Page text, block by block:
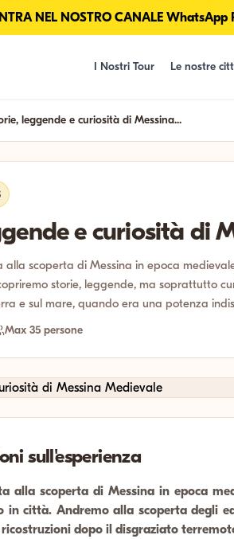
NEL NOSTRO CANALE WhatsApp
I Nostri Tour Le nostre
leggende e curiosità di Messina...
e curiosità di
alla scoperta di Messina in epoca
storie, leggende, ma soprattutto
e sul mare, quando era una potenza
Max 35 persone
sull'esperienza
alla scoperta di Messina in epoca
in città. Andremo alla scoperta degli
dopo il disgraziato